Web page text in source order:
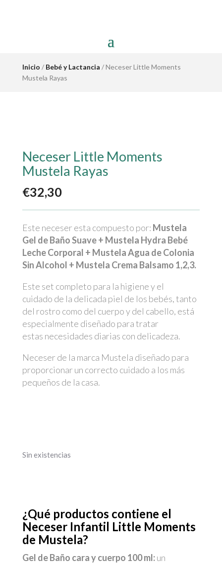
Inicio / Bebé y Lactancia / Neceser Little Moments
Mustela Rayas
Neceser Little Moments
Mustela Rayas
€32,30
Este neceser esta compuesto por: Mustela
Gel de Baño Suave + Mustela Hydra Bebé
Leche Corporal + Mustela Agua de Colonia
Sin Alcohol + Mustela Crema Balsamo 1,2,3.
Este set completo para la higiene y el
cuidado de la delicada piel de los bebés, tanto
del rostro como del cuerpo y del cabello, está
especialmente diseñado para tratar
estas necesidades diarias con delicadeza.
Neceser de la marca Mustela diseñado para
proporcionar un correcto cuidado a los más
pequeños de la casa.
Sin existencias
¿Qué productos contiene el
Neceser Infantil Little Moments
de Mustela?
Gel de Baño cara y cuerpo 100 ml:un